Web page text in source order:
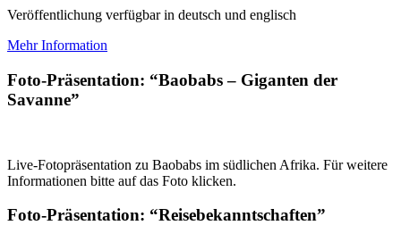
Veröffentlichung verfügbar in deutsch und englisch
Mehr Information
Foto-Präsentation: “Baobabs – Giganten der
Savanne”
Live-Fotopräsentation zu Baobabs im südlichen Afrika. Für weitere
Informationen bitte auf das Foto klicken.
Foto-Präsentation: “Reisebekanntschaften”